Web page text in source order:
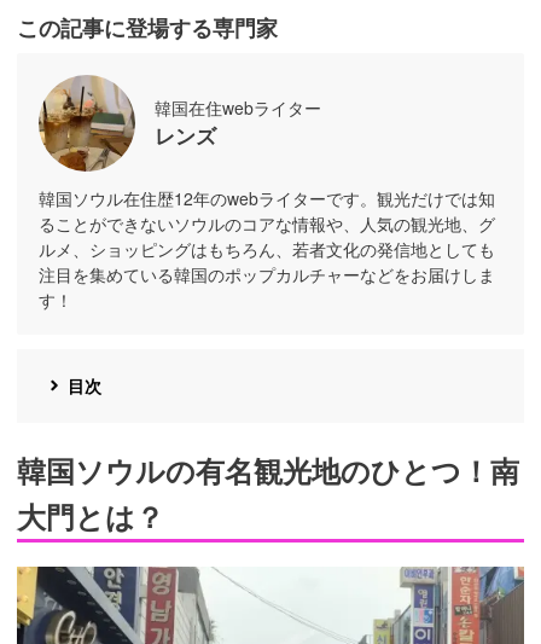
この記事に登場する専門家
韓国在住webライター
レンズ
韓国ソウル在住歴12年のwebライターです。観光だけでは知
ることができないソウルのコアな情報や、人気の観光地、グ
ルメ、ショッピングはもちろん、若者文化の発信地としても
注目を集めている韓国のポップカルチャーなどをお届けしま
す！
目次
韓国ソウルの有名観光地のひとつ！南
大門とは？